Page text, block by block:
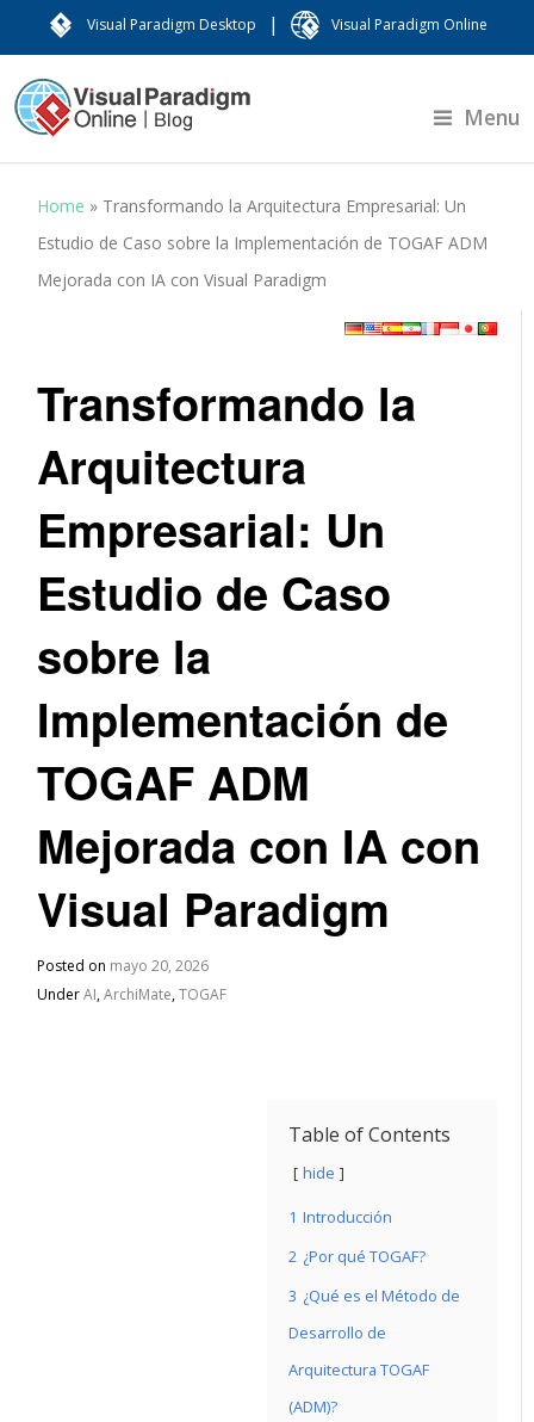
Visual Paradigm Desktop | Visual Paradigm Online
Menu
Home » Transformando la Arquitectura Empresarial: Un
Estudio de Caso sobre la Implementación de TOGAF ADM
Mejorada con IA con Visual Paradigm
Transformando la
Arquitectura
Empresarial: Un
Estudio de Caso
sobre la
Implementación de
TOGAF ADM
Mejorada con IA con
Visual Paradigm
Posted on mayo 20, 2026
UnderAI,ArchiMate,TOGAF
Table of Contents
hide
1 Introducción
2 ¿Por qué TOGAF?
3 ¿Qué es el Método de
Desarrollo de
Arquitectura TOGAF
(ADM)?